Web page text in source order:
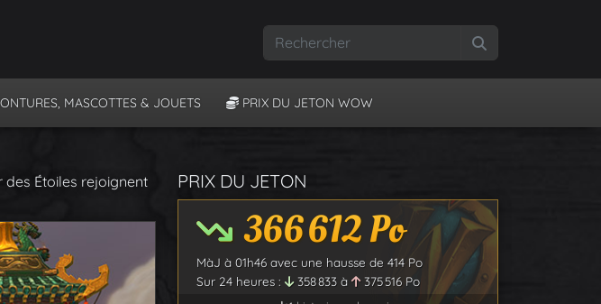
MASCOTTES & JOUETS PRIX DU JETON WOW
des Étoiles rejoignent
PRIX DU JETON
366 612Po
MàJ à 01h46 avec une hausse de 414 Po
Sur 24 heures :
358 833 à 375 516 Po